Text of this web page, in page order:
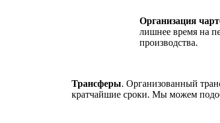
Организация
лишнее время на
производства.
Трансферы. Организованный
кратчайшие сроки. Мы можем